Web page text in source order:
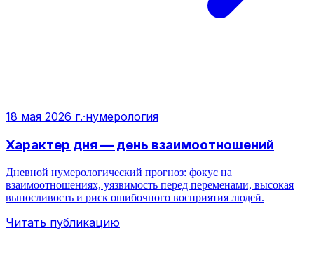
18 мая 2026 г.·нумерология
Характер дня — день взаимоотношений
Дневной нумерологический прогноз: фокус на
взаимоотношениях, уязвимость перед переменами, высокая
выносливость и риск ошибочного восприятия людей.
Читать публикацию